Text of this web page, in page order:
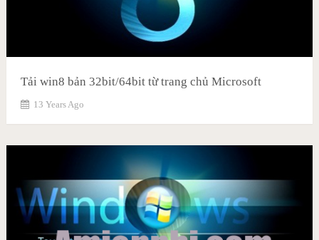
Tải win8 bản 32bit/64bit từ trang chủ Microsoft
13 Years Ago